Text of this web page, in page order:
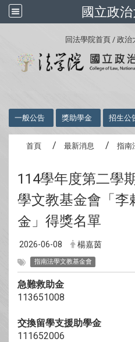
國立政
回法學院首頁 / 政治
一般公告 獎助學金 招生公
首頁 最新消息 指南
114學年度第二學
學文教基金會「李
金」得獎名單
2026-06-08 楊嘉茵
指南法學文教基金會
急難救助金
113651008
交換留學支援助學金
111652006